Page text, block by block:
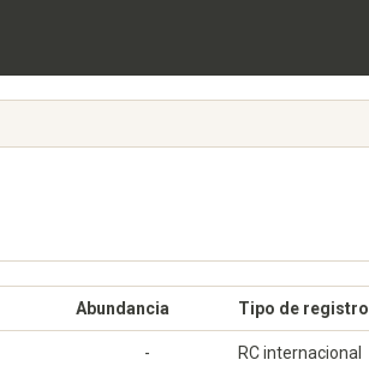
Abundancia Tipo de registro
- RC internacional